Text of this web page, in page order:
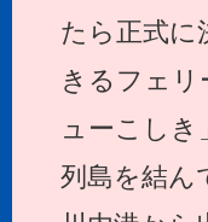
たら正式に
きるフェ
ューこしき
列島を結ん